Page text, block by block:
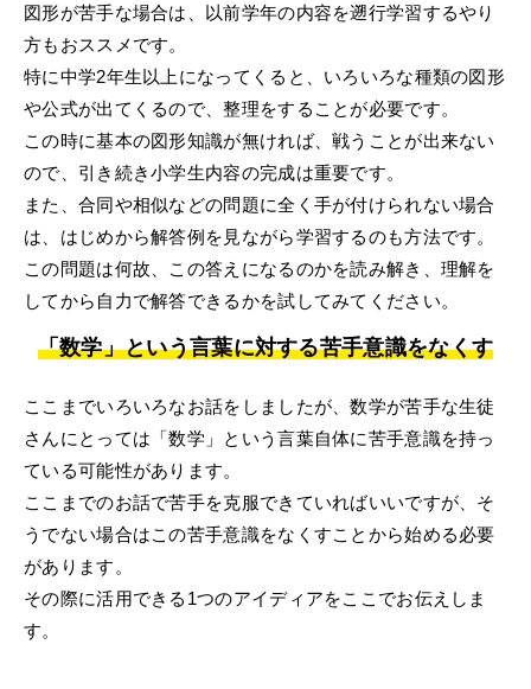
図形が苦手な場合は、以前学年の内容を遡行学習するやり
方もおススメです。
特に中学2年生以上になってくると、いろいろな種類の図形
や公式が出てくるので、整理をすることが必要です。
この時に基本の図形知識が無ければ、戦うことが出来ない
ので、引き続き小学生内容の完成は重要です。
また、合同や相似などの問題に全く手が付けられない場合
は、はじめから解答例を見ながら学習するのも方法です。
この問題は何故、この答えになるのかを読み解き、理解を
してから自力で解答できるかを試してみてください。
「数学」という言葉に対する苦手意識をなくす
ここまでいろいろなお話をしましたが、数学が苦手な生徒
さんにとっては「数学」という言葉自体に苦手意識を持っ
ている可能性があります。
ここまでのお話で苦手を克服できていればいいですが、そ
うでない場合はこの苦手意識をなくすことから始める必要
があります。
その際に活用できる1つのアイディアをここでお伝えしま
す。